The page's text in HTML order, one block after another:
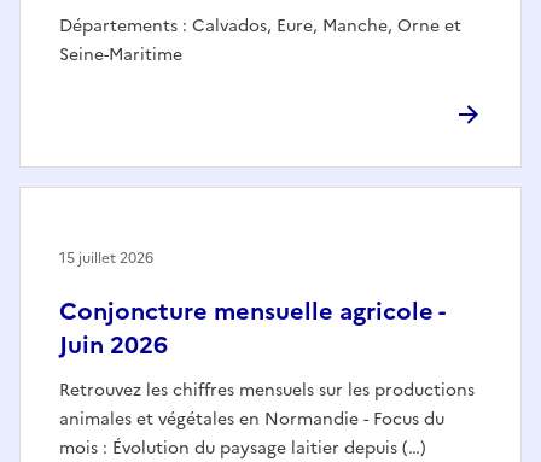
Départements : Calvados, Eure, Manche, Orne et
Seine-Maritime
Conjoncture mensuelle agricole -
Juin 2026
Retrouvez les chiffres mensuels sur les productions
animales et végétales en Normandie - Focus du
mois : Évolution du paysage laitier depuis (…)
15 juillet 2026